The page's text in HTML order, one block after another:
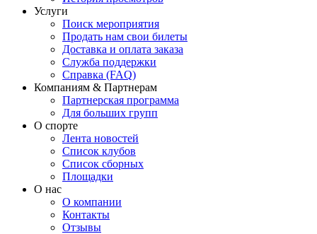
Услуги
Поиск мероприятия
Продать нам свои билеты
Доставка и оплата заказа
Служба поддержки
Справка (FAQ)
Компаниям & Партнерам
Партнерская программа
Для больших групп
О спорте
Лента новостей
Список клубов
Список сборных
Площадки
О нас
О компании
Контакты
Отзывы